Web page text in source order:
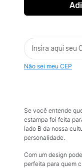
Não sei meu CEP
Se você entende
estampa foi feita
lado B da nossa
personalidade.
Com um design
perfeita para quem